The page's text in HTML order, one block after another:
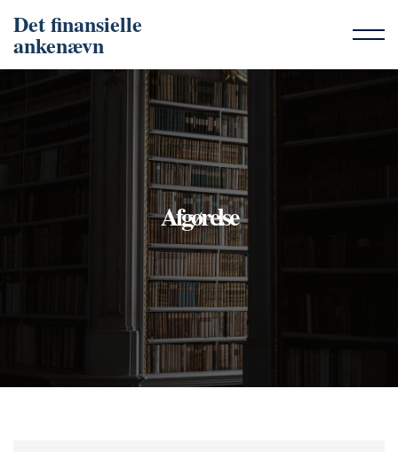
Det finansielle
ankenævn
Afgørelse